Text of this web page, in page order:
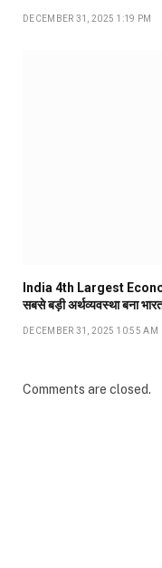
DECEMBER 31, 2025 1:19 PM
India 4th Largest
सबसे बड़ी अर्थव्यवस्था बना
DECEMBER 31, 2025 10:55 AM
Comments are closed.